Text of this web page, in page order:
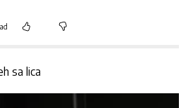
sa lica